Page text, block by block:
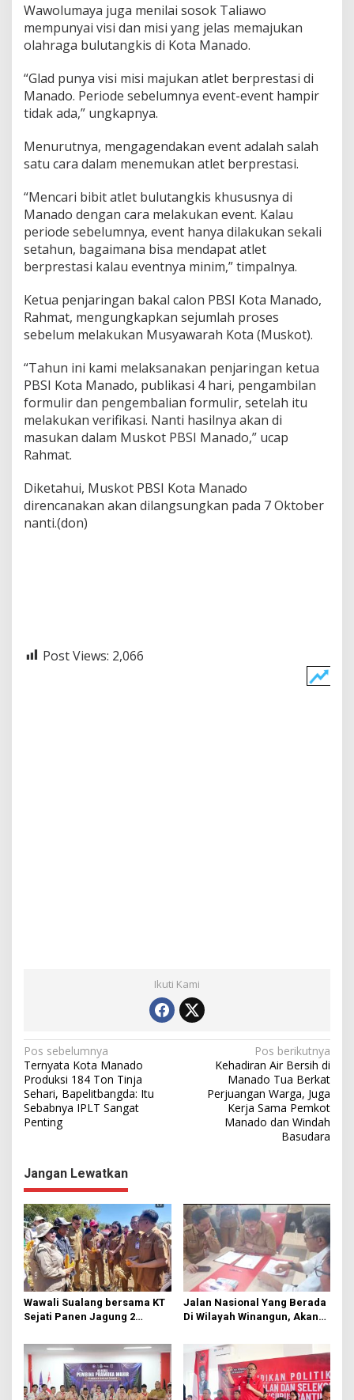
Wawolumaya juga menilai sosok Taliawo
mempunyai visi dan misi yang jelas memajukan
olahraga bulutangkis di Kota Manado.
“Glad punya visi misi majukan atlet berprestasi di
Manado. Periode sebelumnya event-event hampir
tidak ada,” ungkapnya.
Menurutnya, mengagendakan event adalah salah
satu cara dalam menemukan atlet berprestasi.
“Mencari bibit atlet bulutangkis khususnya di
Manado dengan cara melakukan event. Kalau
periode sebelumnya, event hanya dilakukan sekali
setahun, bagaimana bisa mendapat atlet
berprestasi kalau eventnya minim,” timpalnya.
Ketua penjaringan bakal calon PBSI Kota Manado,
Rahmat, mengungkapkan sejumlah proses
sebelum melakukan Musyawarah Kota (Muskot).
“Tahun ini kami melaksanakan penjaringan ketua
PBSI Kota Manado, publikasi 4 hari, pengambilan
formulir dan pengembalian formulir, setelah itu
melakukan verifikasi. Nanti hasilnya akan di
masukan dalam Muskot PBSI Manado,” ucap
Rahmat.
Diketahui, Muskot PBSI Kota Manado
direncanakan akan dilangsungkan pada 7 Oktober
nanti.(don)
Post Views: 2,066
Ikuti Kami
N
a
v
i
a
s
i
p
o
s
Pos sebelumnya
Ternyata Kota Manado
Produksi 184 Ton Tinja
Sehari, Bapelitbangda: Itu
Sebabnya IPLT Sangat
Penting
Pos berikutnya
Kehadiran Air Bersih di
Manado Tua Berkat
Perjuangan Warga, Juga
Kerja Sama Pemkot
Manado dan Windah
Basudara
Jangan Lewatkan
Wawali Sualang bersama KT
Sejati Panen Jagung 2
Jalan Nasional Yang Berada
Di Wilayah Winangun, Akan